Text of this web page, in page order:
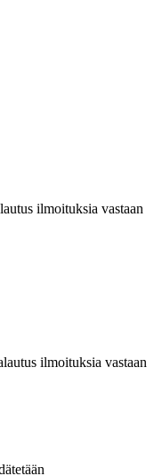
ilmoituksia vastaan
ilmoituksia vastaan